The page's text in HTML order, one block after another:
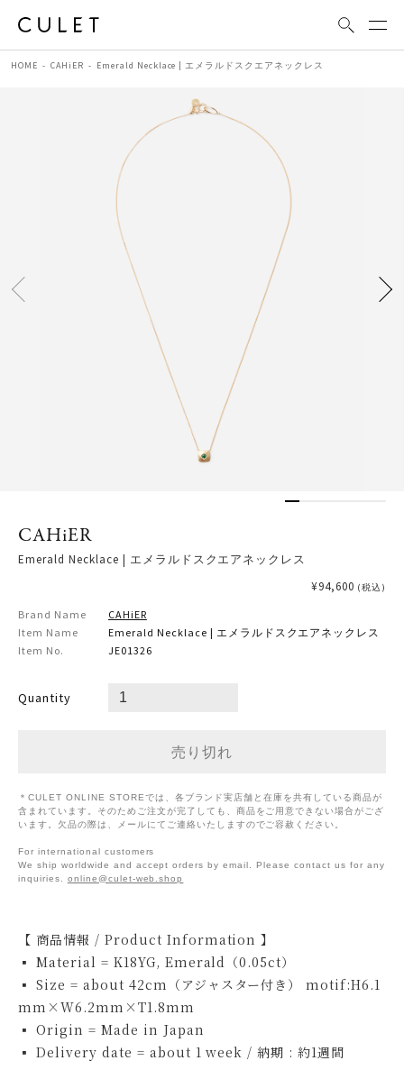
HOME CAHiER Emerald Necklace | エメラルドスクエアネックレス
CAHiER
Emerald Necklace | エメラルドスクエアネックレス
¥94,600 (税込)
Brand Name
CAHiER
Item Name
Emerald Necklace | エメラルドスクエアネックレス
Item No.
JE01326
Quantity
＊CULET ONLINE STOREでは、各ブランド実店舗と在庫を共有している商品が
含まれています。そのためご注文が完了しても、商品をご用意できない場合がござ
います。欠品の際は、メールにてご連絡いたしますのでご容赦ください。
For international customers
We ship worldwide and accept orders by email. Please contact us for any
inquiries. online@culet-web.shop
【 商品情報 / Product Information 】
▪ Material = K18YG, Emerald（0.05ct）
▪ Size = about 42cm（アジャスター付き） motif:H6.1
mm×W6.2mm×T1.8mm
▪ Origin = Made in Japan
▪ Delivery date = about 1 week / 納期 : 約1週間